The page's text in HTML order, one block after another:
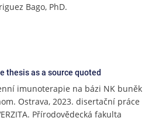
Bago, PhD.
thesis as a source quoted
imunoterapie na bázi NK buněk
Ostrava, 2023. disertační práce
Přírodovědecká fakulta